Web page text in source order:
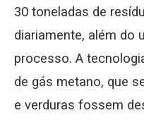
30 toneladas de
diariamente, além do
processo. A
de gás metano, que
e verduras fossem